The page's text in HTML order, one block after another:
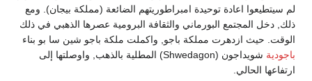
لم سيتطيعوا اعادة توحيدة امبراطوريتهم الضائعة (مملكة بيجان). ومع
ذلك, دخل المجتمع البورماني والثقافة البرومية عصرها الذهبي في ذلك
الوقت. حيث ازدهرت مملكة باجو, واكملت ملكة باجو شين سا بو بناء
باجودية
شويداجون (Shwedagon) المطلية بالذهب, واوصلتها إلى
ارتفاعها الحالي.